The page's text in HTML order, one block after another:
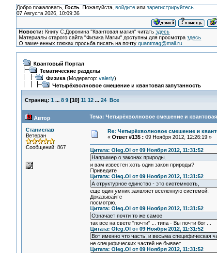
Добро пожаловать, Гость. Пожалуйста, войдитеили зарегистрируйтесь.
07 Августа 2026, 10:09:36
Новости: Книгу С.Доронина "Квантовая магия" читатьздесь
Материалы старого сайта "Физика Магии" доступны для просмотраздесь
О замеченных глюках просьба писать на почтуquantmag@mail.ru
Квантовый Портал
Тематические разделы
Физика(Модератор: valeriy)
Четырёхволновое смешение и квантовая запутанность
Страниц: 1 ... 8 9[10] 11 12 ... 24 Все
Автор Тема: Четырёхволновое смешение и
Станислав
Ветеран
Сообщений: 867
Re: Четырёхволновое смешение и
« Ответ #135 : 09 Ноября 2012, 12:26:19 »
Цитата: Oleg.Ol от 09 Ноября 2012, 11:31:52
Например о законах природы.
и вам известен хоть один закон природы?
Приведите
Цитата: Oleg.Ol от 09 Ноября 2012, 11:31:52
А структурное единство - это системность,
еще один умник заявляет вселенную системой.
Доказывайте
посмотрю.
Цитата: Oleg.Ol от 09 Ноября 2012, 11:31:52
Означает почти то же самое
так все на свете "почти" ... типа - Вы почти бог ...
Цитата: Oleg.Ol от 09 Ноября 2012, 11:31:52
Вот именно что часть, и весьма специфическая
не специфических частей не бывает.
Цитата: Oleg.Ol от 09 Ноября 2012, 11:31:52